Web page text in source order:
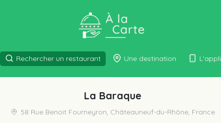
Rechercher un restaurant Une destination L'appli
La Baraque
58 Rue Benoit Fourneyron, Châteauneuf-du-Rhône, France